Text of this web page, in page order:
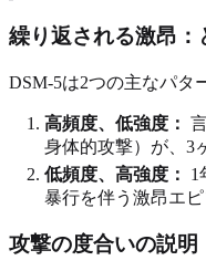
繰り返される激昂：
DSM-5は2つの主なパタ
高頻度、低強度：
身体的攻撃）が、3
低頻度、高強度：
1
暴行を伴う激昂エピ
攻撃の度合いの説明